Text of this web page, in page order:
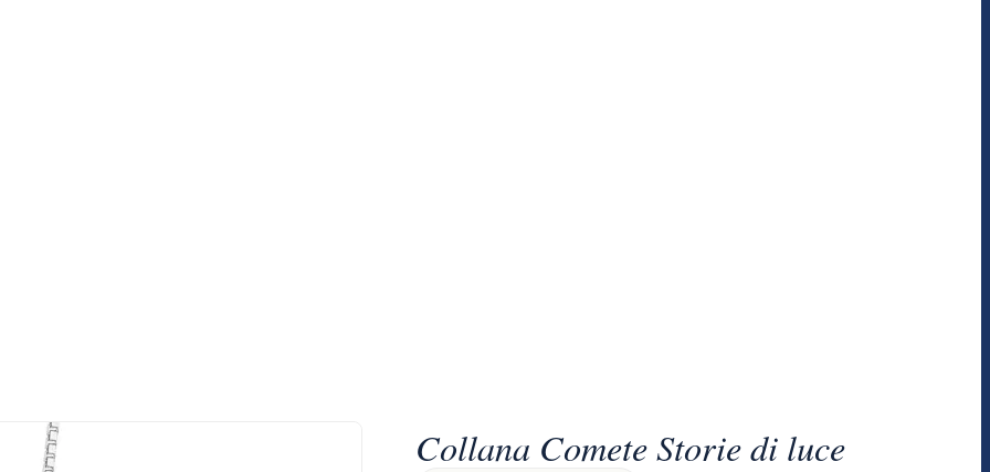
Collana Comete Storie di luce